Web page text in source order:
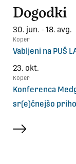
Dogodki
30. jun. - 18. avg.
Koper
Vabljeni na PUŠ
23. okt.
Koper
Konferenca
sr(e)čnejšo
več